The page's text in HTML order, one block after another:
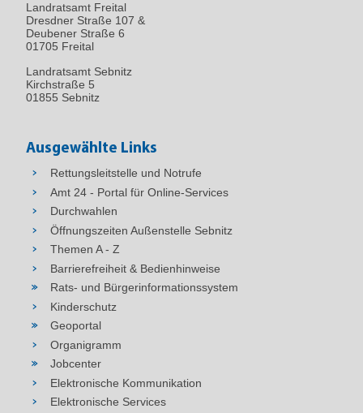
Landratsamt Freital
Dresdner Straße 107 &
Deubener Straße 6
01705 Freital
Landratsamt Sebnitz
Kirchstraße 5
01855 Sebnitz
Ausgewählte Links
Rettungsleitstelle und Notrufe
Amt 24 - Portal für Online-Services
Durchwahlen
Öffnungszeiten Außenstelle Sebnitz
Themen A - Z
Barrierefreiheit & Bedienhinweise
Rats- und Bürgerinformationssystem
Kinderschutz
Geoportal
Organigramm
Jobcenter
Elektronische Kommunikation
Elektronische Services